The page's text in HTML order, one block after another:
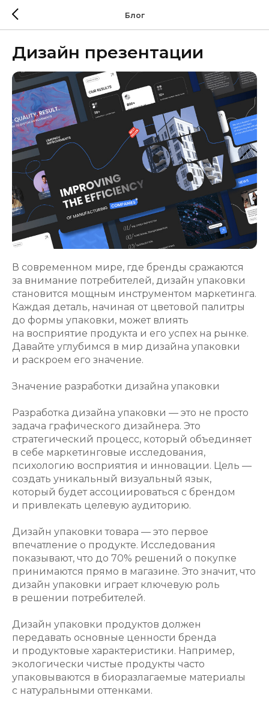
Блог
Дизайн презентации
В современном мире, где бренды сражаются
за внимание потребителей, дизайн упаковки
становится мощным инструментом маркетинга.
Каждая деталь, начиная от цветовой палитры
до формы упаковки, может влиять
на восприятие продукта и его успех на рынке.
Давайте углубимся в мир дизайна упаковки
и раскроем его значение.
Значение разработки дизайна упаковки
Разработка дизайна упаковки — это не просто
задача графического дизайнера. Это
стратегический процесс, который объединяет
в себе маркетинговые исследования,
психологию восприятия и инновации. Цель —
создать уникальный визуальный язык,
который будет ассоциироваться с брендом
и привлекать целевую аудиторию.
Дизайн упаковки товара — это первое
впечатление о продукте. Исследования
показывают, что до 70% решений о покупке
принимаются прямо в магазине. Это значит, что
дизайн упаковки играет ключевую роль
в решении потребителей.
Дизайн упаковки продуктов должен
передавать основные ценности бренда
и продуктовые характеристики. Например,
экологически чистые продукты часто
упаковываются в биоразлагаемые материалы
с натуральными оттенками.